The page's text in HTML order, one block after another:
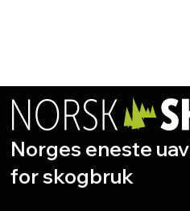
Norges eneste
for skogbruk